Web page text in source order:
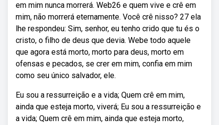
em mim nunca morrerá. Web26 e quem vive e crê em
mim, não morrerá eternamente. Você crê nisso? 27 ela
lhe respondeu: Sim, senhor, eu tenho crido que tu és o
cristo, o filho de deus que devia. Webe todo aquele
que agora está morto, morto para deus, morto em
ofensas e pecados, se crer em mim, confia em mim
como seu único salvador, ele.
Eu sou a ressurreição e a vida; Quem crê em mim,
ainda que esteja morto, viverá; Eu sou a ressurreição e
a vida; Quem crê em mim, ainda que esteja morto,